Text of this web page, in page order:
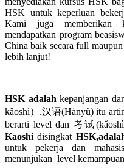
HSK untuk keperluan
Kami juga memberikan
mendapatkan program
China baik secara full
lebih lanjut!
HSK adalah kepanjangan
kǎoshì）.汉语(Hànyǔ) itu
berarti level dan 考试
Kaoshi disingkat
untuk pekerja dan
menunjukan level